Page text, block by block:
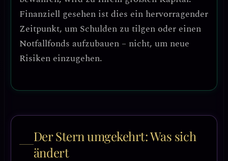
Finanziell gesehen ist dies ein hervorragender
Zeitpunkt, um Schulden zu tilgen oder einen
Notfallfonds aufzubauen – nicht, um neue
Risiken einzugehen.
Der Stern umgekehrt: Was sich
ändert